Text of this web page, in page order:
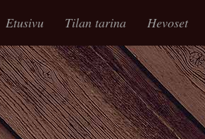
Etusivu Tilan tarina Hevoset